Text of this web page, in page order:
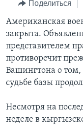
навигации
Перейти
поиск
ИТОГИ
ПОЧЕМУ ЭТО
ДИСКУССИЯ VOA
ДЕТАЛИ
НЬЮ-ЙОРК NEW
НАША
А КАК В АМЕРИКЕ?
АРТЕФАКТЫ
АМЕРИКАНСКИЕ
ТЕСТЫ
ИНТЕРВЬЮ
ФАКТЫ ПРОТИВ
ЗА СВОБОДУ
УЧИМ
ВИДЕО
Learning English
Поделиться
Американская
закрыта.
представителем
противоречит
Вашингтона о том,
судьбе базы
Несмотря на
неделе в